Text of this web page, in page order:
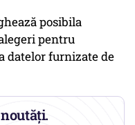
posibila
pentru
datelor furnizate de